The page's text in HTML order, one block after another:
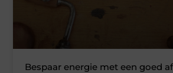
Bespaar energie met een goed